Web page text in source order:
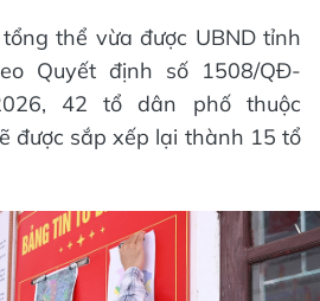
thể vừa được UBND tỉnh
Quyết định số 1508/QĐ-
42 tổ dân phố thuộc
được sắp xếp lại thành 15 tổ